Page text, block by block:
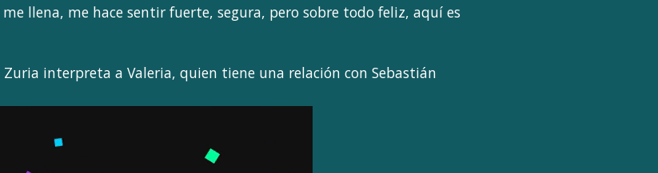
llena, me hace sentir fuerte, segura, pero sobre todo feliz, aquí es
Zuria interpreta a Valeria, quien tiene una relación con Sebastián